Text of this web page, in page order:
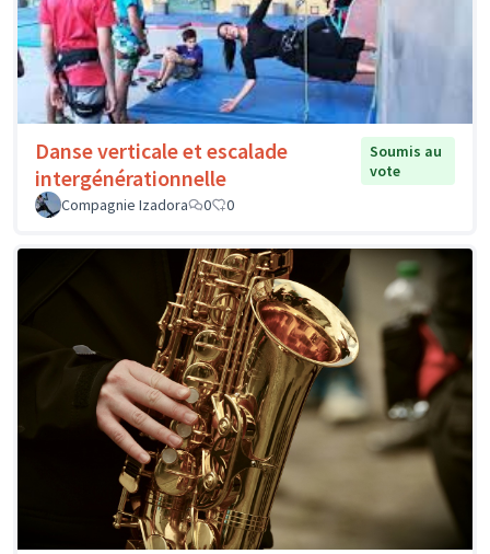
Danse verticale et escalade
intergénérationnelle
Soumis au
vote
Compagnie Izadora
0 0